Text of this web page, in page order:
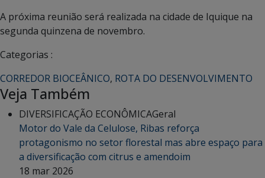
A próxima reunião será realizada na cidade de Iquique na
segunda quinzena de novembro.
Categorias :
CORREDOR BIOCEÂNICO, ROTA DO DESENVOLVIMENTO
Veja Também
DIVERSIFICAÇÃO ECONÔMICAGeral
Motor do Vale da Celulose, Ribas reforça
protagonismo no setor florestal mas abre espaço para
a diversificação com citrus e amendoim
18 mar 2026